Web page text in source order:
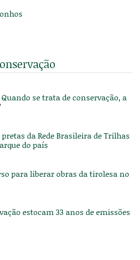
se trata de conservação, a
da Rede Brasileira de Trilhas
do país
para liberar obras da tirolesa no
estocam 33 anos de emissões